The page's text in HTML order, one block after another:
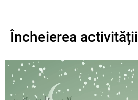
Încheierea activității